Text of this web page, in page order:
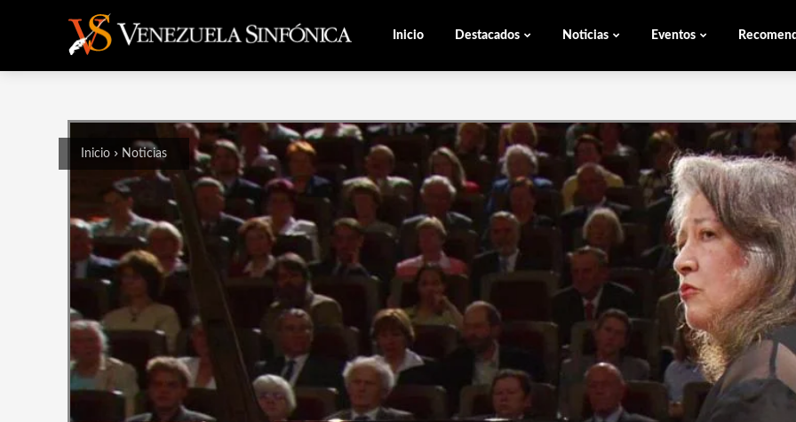
Inicio Destacados Noticias Eventos
Inicio Noticias